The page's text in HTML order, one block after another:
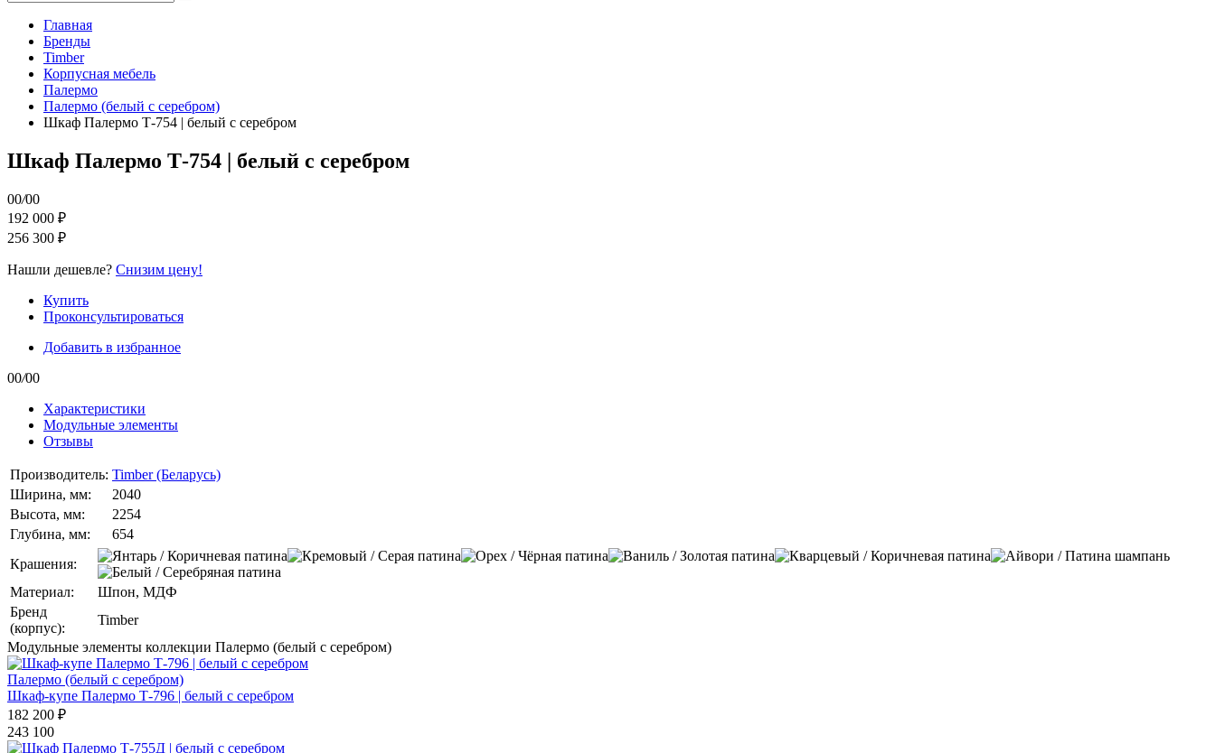
Главная
Бренды
Timber
Корпусная мебель
Палермо
Палермо (белый с серебром)
Шкаф Палермо Т-754 | белый с серебром
Шкаф Палермо Т-754 | белый с серебром
00/00
192 000 ₽
256 300 ₽
Нашли дешевле? Снизим цену!
Купить
Проконсультироваться
Добавить в избранное
00/00
Характеристики
Модульные элементы
Отзывы
Производитель: Timber (Беларусь)
Ширина, мм:
2040
Высота, мм:
2254
Глубина, мм:
654
Крашения:
Материал:
Шпон, МДФ
Бренд
(корпус):
Timber
Модульные элементы коллекции Палермо (белый с серебром)
Палермо (белый с серебром)
Шкаф-купе Палермо Т-796 | белый с серебром
182 200 ₽
243 100